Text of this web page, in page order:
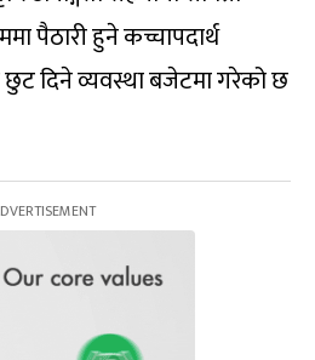
पैठारी हुने कच्चापदार्थ
दिने व्यवस्था बजेटमा गरेको छ